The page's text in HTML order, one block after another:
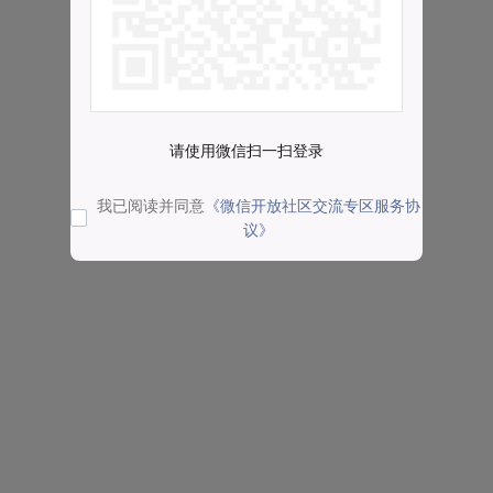
请使用微信扫一扫登录
我已阅读并同意 《微信开放社区交流专区服务协
议》